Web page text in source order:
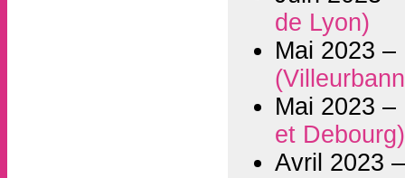
de Lyon)
Mai 2023 –
Mai 2023 –
et Debourg)
Avril 2023